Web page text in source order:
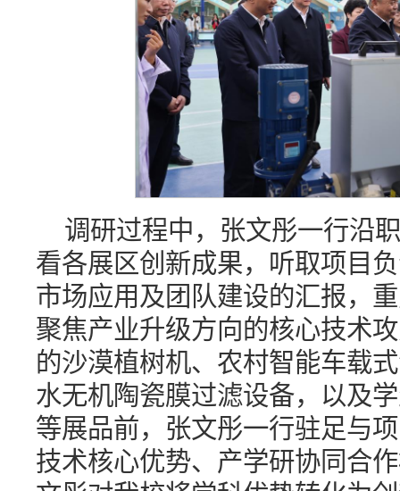
调研过程中，张文彤一行沿
看各展区创新成果，听取项目
市场应用及团队建设的汇报，
聚焦产业升级方向的核心技术
的沙漠植树机、农村智能车载
水无机陶瓷膜过滤设备，以及
等展品前，张文彤一行驻足与
技术核心优势、产学研协同合